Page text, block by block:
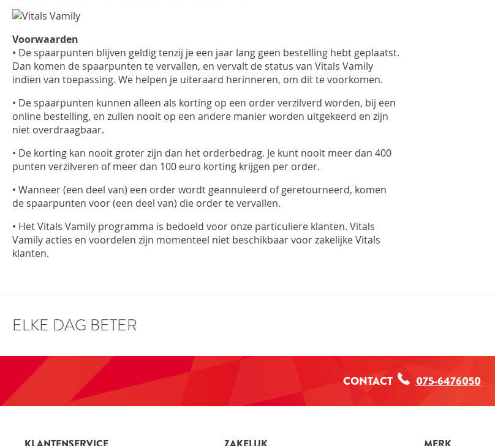
Voorwaarden
• De spaarpunten blijven geldig tenzij je een jaar lang geen bestelling hebt geplaatst.
Dan komen de spaarpunten te vervallen, en vervalt de status van Vitals Vamily
indien van toepassing. We helpen je uiteraard herinneren, om dit te voorkomen.
• De spaarpunten kunnen alleen als korting op een order verzilverd worden, bij een
online bestelling, en zullen nooit op een andere manier worden uitgekeerd en zijn
niet overdraagbaar.
• De korting kan nooit groter zijn dan het orderbedrag. Je kunt nooit meer dan 400
punten verzilveren of meer dan 100 euro korting krijgen per order.
• Wanneer (een deel van) een order wordt geannuleerd of geretourneerd, komen
de spaarpunten voor (een deel van) die order te vervallen.
• Het Vitals Vamily programma is bedoeld voor onze particuliere klanten. Vitals
Vamily acties en voordelen zijn momenteel niet beschikbaar voor zakelijke Vitals
klanten.
ELKE DAG BETER
CONTACT 075-6476050